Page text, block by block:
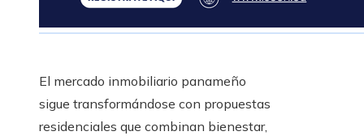
El mercado inmobiliario panameño
sigue transformándose con propuestas
residenciales que combinan bienestar,